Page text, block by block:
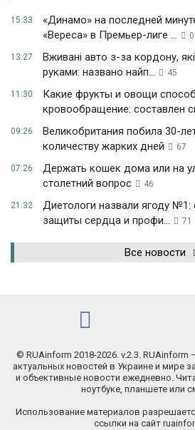
15:33
«Динамо» на последней
«Вереса» в Премьер-лиге ...
0
13:27
Вживані авто з-за кордону,
руками: названо найп...
45
11:30
Какие фрукты и овощи
кровообращение: составлен
09:26
Великобритания побила 30-
количеству жарких дней
67
07:26
Держать кошек дома или на
столетний вопрос
46
21:32
Диетологи назвали ягоду №1:
защиты сердца и профи...
71
Все новости
© RUAinform 2018-2026. v.2.3.
актуальных новостей в Украине и мире
и объективные новости ежедневно.
ноутбуке, планшете или
Использование материалов
ссылки на сайт